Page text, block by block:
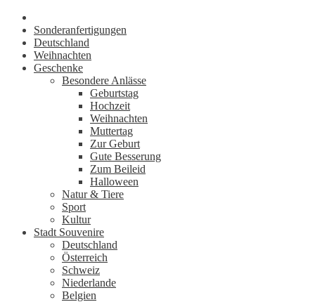
Sonderanfertigungen
Deutschland
Weihnachten
Geschenke
Besondere Anlässe
Geburtstag
Hochzeit
Weihnachten
Muttertag
Zur Geburt
Gute Besserung
Zum Beileid
Halloween
Natur & Tiere
Sport
Kultur
Stadt Souvenire
Deutschland
Österreich
Schweiz
Niederlande
Belgien